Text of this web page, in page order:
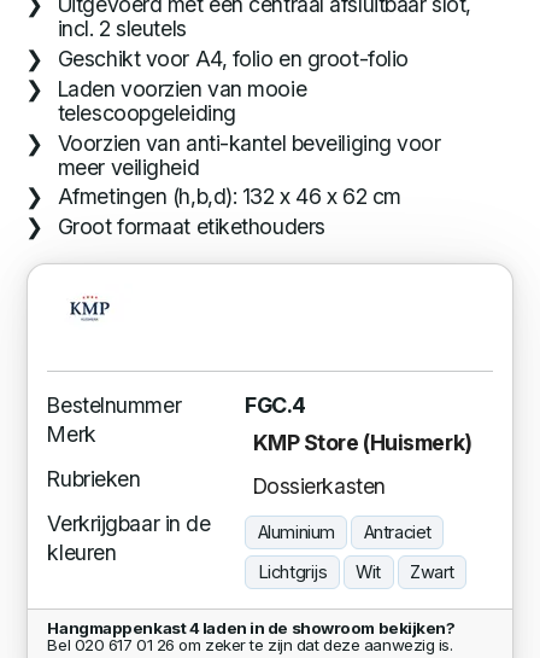
incl. 2 sleutels
Geschikt voor A4, folio en groot-folio
Laden voorzien van mooie
telescoopgeleiding
Voorzien van anti-kantel beveiliging voor
meer veiligheid
Afmetingen (h,b,d): 132 x 46 x 62 cm
Groot formaat etikethouders
Bestelnummer
FGC.4
Merk
KMP Store (Huismerk)
Rubrieken
Dossierkasten
Verkrijgbaar in de
kleuren
Aluminium
Antraciet
Lichtgrijs
Wit Zwart
Hangmappenkast 4 laden in de showroom bekijken?
Bel 020 617 01 26 om zeker te zijn dat deze aanwezig is.